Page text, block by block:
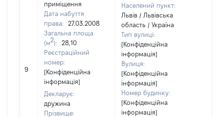
9
приміщення
Дата набуття
права:
27.03.2008
Загальна площа
(м2):
28,10
Реєстраційний
номер:
[Конфіденційна
інформація]
Декларує:
дружина
Прізвище:
Населений пункт:
Львів / Львівська
область / Україна
Тип вулиці:
[Конфіденційна
інформація]
Вулиця:
[Конфіденційна
інформація]
Номер будинку:
[Конфіденційна
інформація]